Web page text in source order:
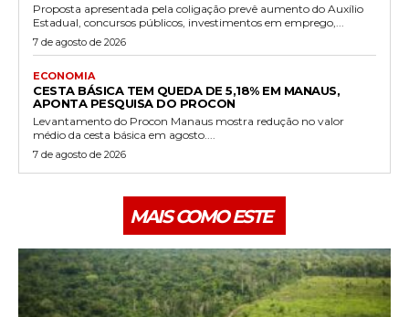
Proposta apresentada pela coligação prevê aumento do Auxílio
Estadual, concursos públicos, investimentos em emprego,...
7 de agosto de 2026
ECONOMIA
CESTA BÁSICA TEM QUEDA DE 5,18% EM MANAUS,
APONTA PESQUISA DO PROCON
Levantamento do Procon Manaus mostra redução no valor
médio da cesta básica em agosto....
7 de agosto de 2026
MAIS COMO ESTE